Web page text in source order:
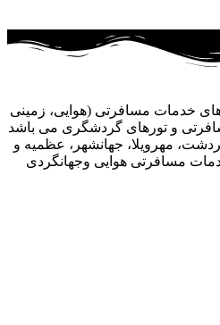
های خدمات مسافرتی (هوایی، زمینی
و تورهای گردشگری می باشد
مهرویلا، جهانشهر، عظمیه و
مسافرتی هوایی وجهانگردی